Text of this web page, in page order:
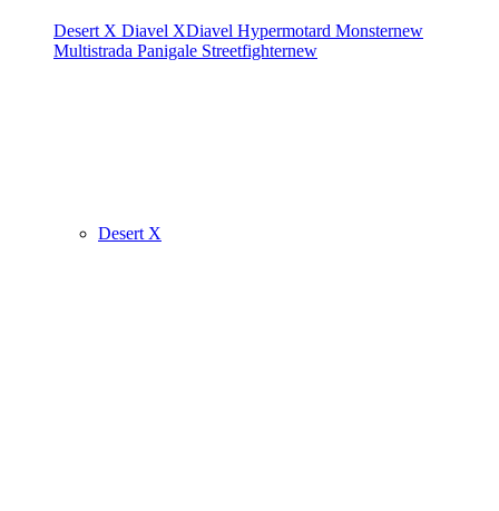
Desert X Diavel XDiavel Hypermotard Monsternew
Multistrada Panigale Streetfighternew
Desert X